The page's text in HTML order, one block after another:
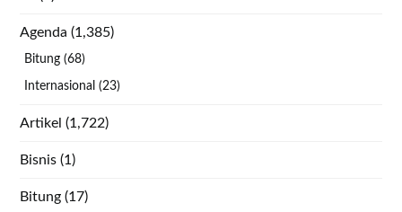
Agenda (1,385)
Bitung (68)
Internasional (23)
Artikel (1,722)
Bisnis (1)
Bitung (17)